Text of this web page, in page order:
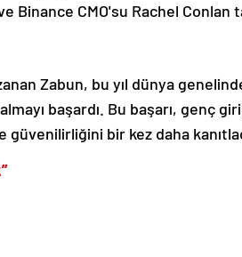
Binance CMO'su Rachel Conlan
Zabun, bu yıl dünya
başardı. Bu başarı, genç
bir kez daha